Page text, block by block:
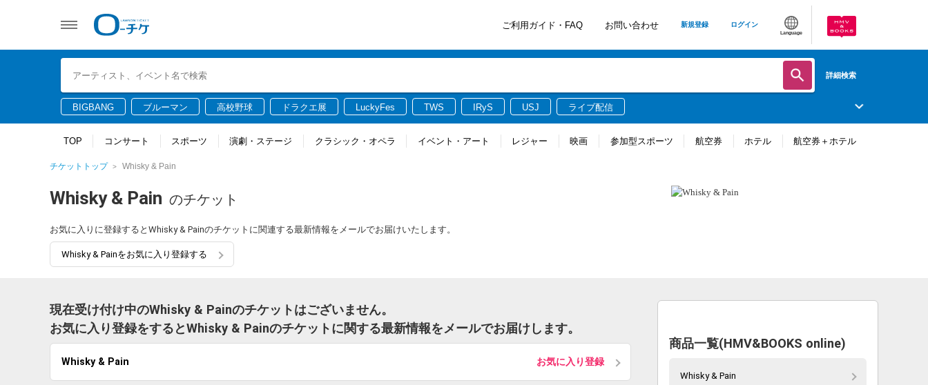
ご利用ガイド・FAQ お問い合わせ 新規登録 ログイン
Language
詳細検索
BIGBANG ブルーマン 高校野球 ドラクエ展 LuckyFes TWS IRyS USJ ライブ配信
TOP コンサート スポーツ 演劇・ステージ クラシック・オペラ イベント・アート レジャー 映画 参加型スポーツ 航空券 ホテル 航空券＋ホテル
チケットトップ Whisky & Pain
Whisky & Pain のチケット
お気に入りに登録するとWhisky & Painのチケットに関連する最新情報をメールでお届けいたします。
Whisky & Painをお気に入り登録する
現在受け付け中のWhisky & Painのチケットはございません。
お気に入り登録をするとWhisky & Painのチケットに関する最新情報をメールでお届けします。
Whisky & Pain お気に入り登録
商品一覧(HMV&BOOKS online)
Whisky & Pain